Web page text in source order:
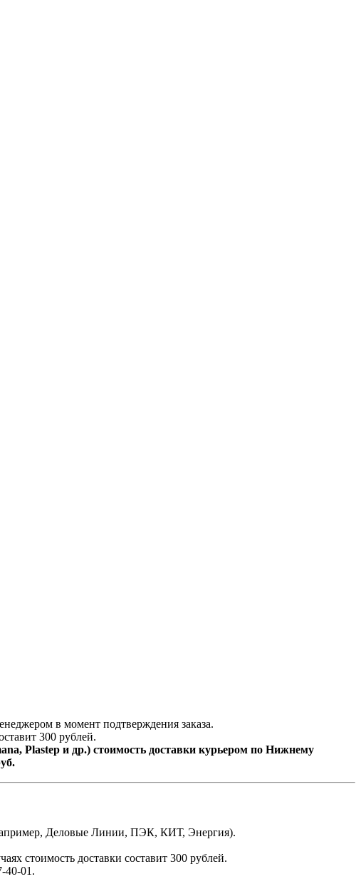
в момент подтверждения заказа.
300 рублей.
Plastep и др.) стоимость доставки курьером по Нижнему
Деловые Линии, ПЭК, КИТ, Энергия).
стоимость доставки составит 300 рублей.
40-01 .